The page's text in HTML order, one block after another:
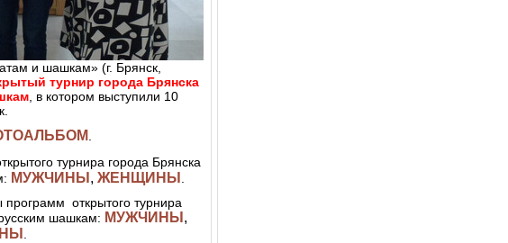
и шашкам» (г. Брянск,
турнир города Брянска
, в котором выступили 10
турнира города Брянска
МУЖЧИНЫ , ЖЕНЩИНЫ
открытого турнира
шашкам: МУЖЧИНЫ ,
.